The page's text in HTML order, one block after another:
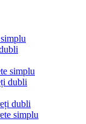
simplu
dubli
dubli
simplu